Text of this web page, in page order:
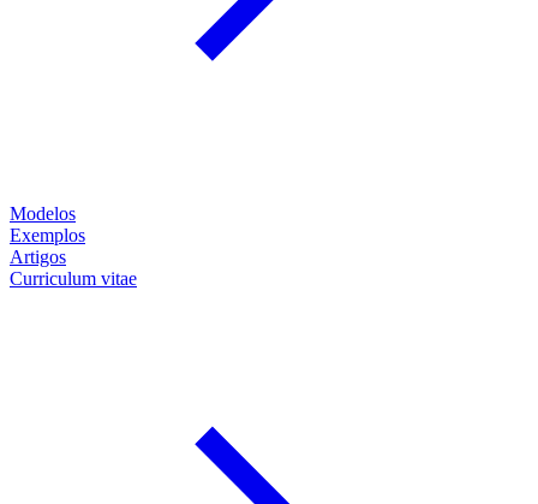
Modelos
Exemplos
Artigos
Curriculum vitae